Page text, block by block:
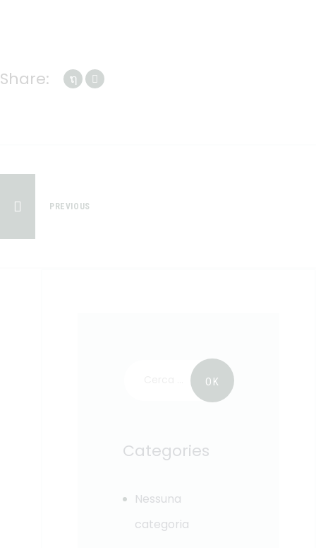
Share:
PREVIOUS
Categories
Nessuna
categoria